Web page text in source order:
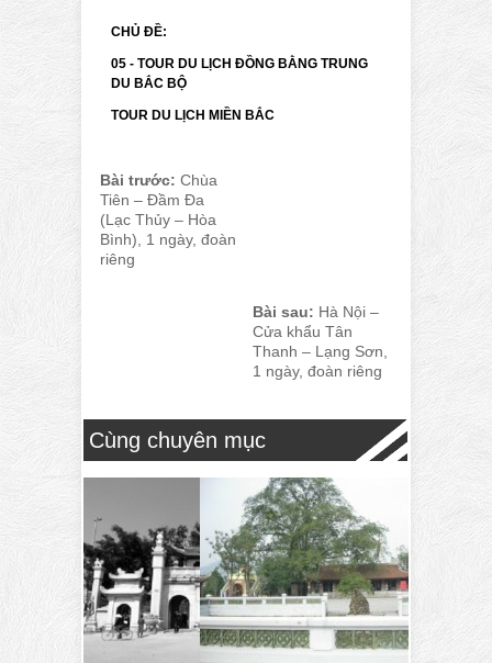
CHỦ ĐỀ:
05 - TOUR DU LỊCH ĐỒNG BẰNG TRUNG
DU BẮC BỘ
TOUR DU LỊCH MIỀN BẮC
Bài trước: Chùa
Tiên – Đầm Đa
(Lạc Thủy – Hòa
Bình), 1 ngày, đoàn
riêng
Bài sau: Hà Nội –
Cửa khẩu Tân
Thanh – Lạng Sơn,
1 ngày, đoàn riêng
Cùng chuyên mục